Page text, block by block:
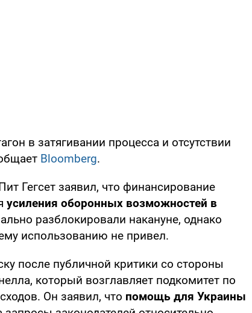
в затягивании процесса и отсутствии
Bloomberg.
Гегсет заявил, что финансирование
усиления оборонных возможностей в
разблокировали накануне, однако
использованию не привел.
после публичной критики со стороны
который возглавляет подкомитет по
Он заявил, что помощь для Украины